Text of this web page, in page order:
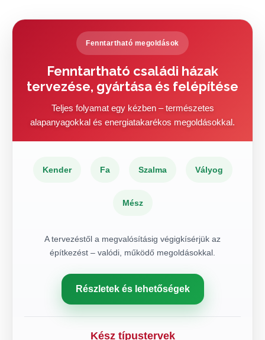
Fenntartható megoldások
Fenntartható családi házak
tervezése, gyártása és felépítése
Teljes folyamat egy kézben – természetes
alapanyagokkal és energiatakarékos megoldásokkal.
Kender Fa Szalma Vályog
Mész
A tervezéstől a megvalósításig végigkísérjük az
építkezést – valódi, működő megoldásokkal.
Részletek és lehetőségek
Kész típustervek